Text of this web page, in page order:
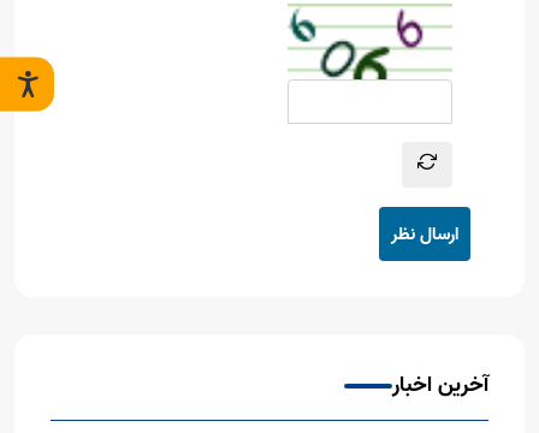
ارسال نظر
آخرین اخبار